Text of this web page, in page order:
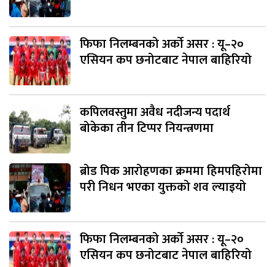
फिफा निलम्बनको अर्को असर : यू–२०
एसियन कप छनोटबाट नेपाल बाहिरियो
कपिलवस्तुमा अवैध नदीजन्य पदार्थ
बोकेका तीन टिप्पर नियन्त्रणमा
ब्रोड पिक आरोहणका क्रममा हिमपहिरोमा
परी निधन भएका युक्तको शव ल्याइयो
फिफा निलम्बनको अर्को असर : यू–२०
एसियन कप छनोटबाट नेपाल बाहिरियो